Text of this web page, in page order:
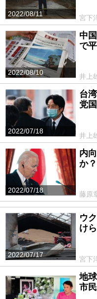
2022/08/11
宮下
2022/08/10
中
で
井上
2022/07/18
台
党
井上
2022/07/18
内
か？
藤原
2022/07/17
ウ
け
宮下
地
市